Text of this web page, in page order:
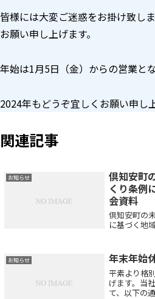
皆様には大変ご迷惑をお掛け致し
お願い申し上げます。
年始は1月5日（金）からの営業とな
2024年もどうぞ宜しくお願い申し
関連記事
お知らせ
倶知安町
くり条例
会資料
倶知安町の
に基づく地
お知らせ 年末年始
平素より格
げます。当
て、以下の